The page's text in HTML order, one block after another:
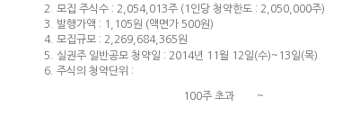
2. 모집 주식수 : 2,054,013주 (1인당 청약한도 : 2,050,000주)
3. 발행가액 : 1,105원 (액면가 500원)
4. 모집규모 : 2,269,684,365원
5. 실권주 일반공모 청약일 : 2014년 11월 12일(수)~13일(목)
6. 주식의 청약단위 :
100주 초과 ~